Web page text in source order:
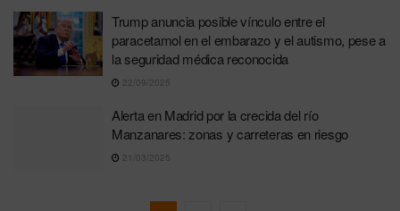
Trump anuncia posible vínculo entre el
paracetamol en el embarazo y el autismo, pese a
la seguridad médica reconocida
22/09/2025
Alerta en Madrid por la crecida del río
Manzanares: zonas y carreteras en riesgo
21/03/2025